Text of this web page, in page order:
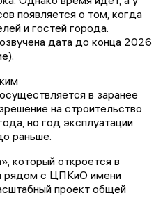
появляется о том, когда
и гостей города.
дата до конца 2026
в заранее
на строительство
но год эксплуатации
раньше.
который откроется в
рядом с ЦПКиО имени
проект общей